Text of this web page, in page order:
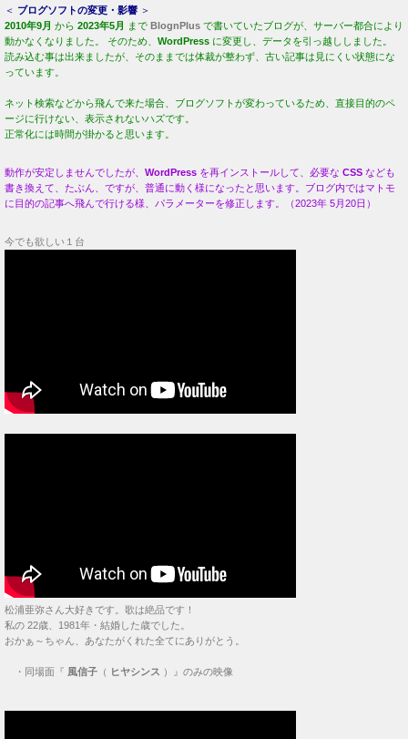
＜ ブログソフトの変更・影響 ＞
2010年9月 から 2023年5月 まで BlognPlus で書いていたブログが、サーバー都合により
動かなくなりました。 そのため、 WordPress に変更し、データを引っ越ししました。
読み込む事は出来ましたが、そのままでは体裁が整わず、古い記事は見にくい状態にな
っています。
ネット検索などから飛んで来た場合、ブログソフトが変わっているため、直接目的のペ
ージに行けない、表示されないハズです。
正常化には時間が掛かると思います。
動作が安定しませんでしたが、 WordPress を再インストールして、必要な CSS なども
書き換えて、たぶん、ですが、普通に動く様になったと思います。ブログ内ではマトモ
に目的の記事へ飛んで行ける様、パラメーターを修正します。（2023年 5月20日）
今でも欲しい１台
松浦亜弥さん大好きです。歌は絶品です！
私の 22歳、1981年・結婚した歳でした。
おかぁ～ちゃん、あなたがくれた全てにありがとう。
・ 同場面『 風信子 （ ヒヤシンス ）』のみの映像